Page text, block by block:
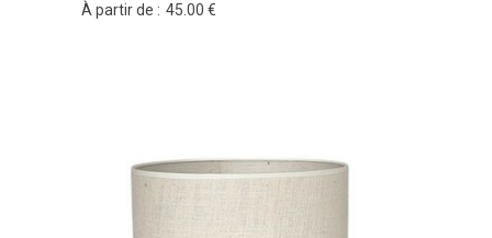
À partir de : 45 .00 €